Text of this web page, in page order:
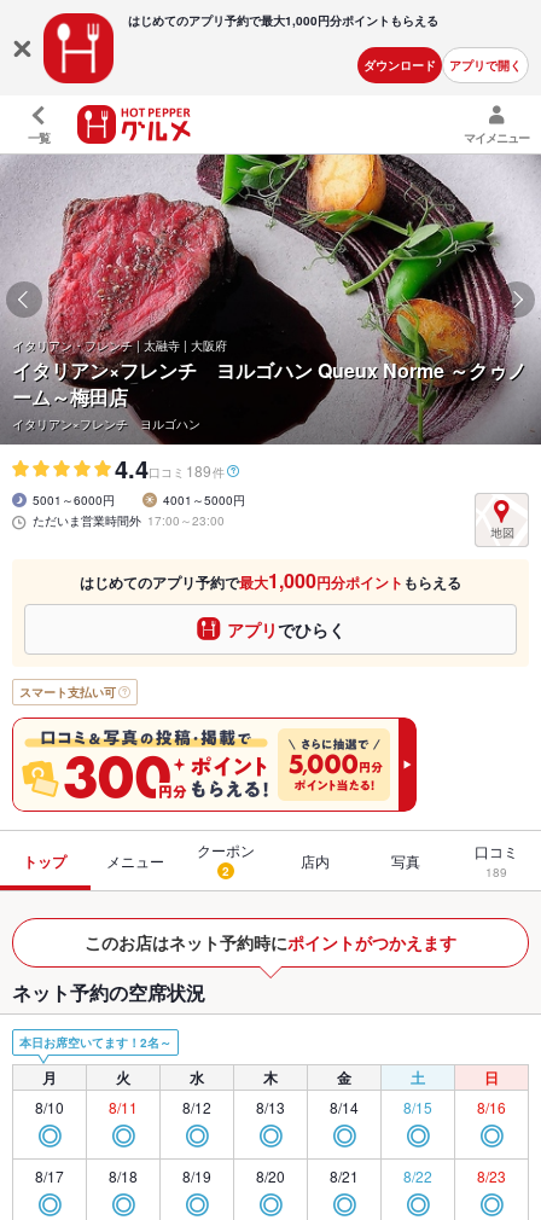
はじめてのアプリ予約で最大1,000円分ポイントもらえる
ダウンロード アプリで開く
一覧 マイメニュー
イタリアン・フレンチ | 太融寺 | 大阪府
イタリアン×フレンチ ヨルゴハン Queux Norme ～クゥノ
ーム～梅田店
イタリアン×フレンチ ヨルゴハン
4.4口コミ 189件
5001～6000円
4001～5000円
ただいま営業時間外 17:00～23:00
はじめてのアプリ予約で最大1,000円分ポイント もらえる
アプリでひらく
スマート支払い可
トップ メニュー
クーポン
2 店内 写真 口コミ
189
このお店はネット予約時にポイントがつかえます
ネット予約の空席状況
本日お席空いてます！2名～
月 火 水 木 金 土 日
8/10
◎
8/11
◎
8/12
◎
8/13
◎
8/14
◎
8/15
◎
8/16
◎
8/17
◎
8/18
◎
8/19
◎
8/20
◎
8/21
◎
8/22
◎
8/23
◎